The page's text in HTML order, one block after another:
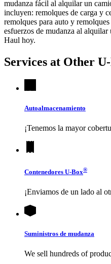
mudanza fácil al alquilar un
incluyen: remolques de carga y
remolques para auto y
esfuerzos de mudanza al
Haul hoy.
Services at Other
Autoalmacenamiento
¡Tenemos la mayor
Contenedores U-Box®
¡Enviamos de un lado al
Suministros de mudanza
We sell hundreds of